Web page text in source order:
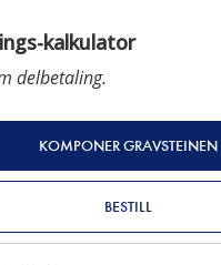
kalkulator
delbetaling.
KOMPONER GRAVSTEINEN
BESTILL